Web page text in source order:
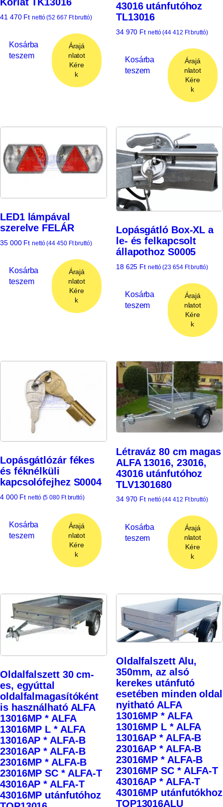
41 470 Ft nettó (52 667 Ftbruttó)
Kosárba
teszem
Árajá
nlatot
Kére
k
43016 utánfutóhoz
TL13016
34 970 Ft nettó (44 412 Ftbruttó)
Kosárba
teszem
Árajá
nlatot
Kére
k
LED1 lámpával
szerelve FELÁR
35 000 Ft nettó (44 450 Ftbruttó)
Kosárba
teszem
Árajá
nlatot
Kére
k
Lopásgátló Box-XL a
le- és felkapcsolt
állapothoz S0005
18 625 Ft nettó (23 654 Ftbruttó)
Kosárba
teszem
Árajá
nlatot
Kére
k
Lopásgátlózár fékes
és féknélküli
kapcsolófejhez S0004
4 000 Ft nettó (5 080 Ftbruttó)
Kosárba
teszem
Árajá
nlatot
Kére
k
Létraváz 80 cm magas
ALFA 13016, 23016,
43016 utánfutóhoz
TLV1301680
34 970 Ft nettó (44 412 Ftbruttó)
Kosárba
teszem
Árajá
nlatot
Kére
k
Oldalfalszett 30 cm-
es, egyúttal
oldalfalmagasítóként
is használható ALFA
13016MP * ALFA
13016MP L * ALFA
13016AP * ALFA-B
23016AP * ALFA-B
23016MP * ALFA-B
23016MP SC * ALFA-T
43016AP * ALFA-T
43016MP utánfutóhoz
Oldalfalszett Alu,
350mm, az alsó
kerekes utánfutó
esetében minden oldal
nyitható ALFA
13016MP * ALFA
13016MP L * ALFA
13016AP * ALFA-B
23016AP * ALFA-B
23016MP * ALFA-B
23016MP SC * ALFA-T
43016AP * ALFA-T
43016MP utánfutókhoz
TOP13016ALU